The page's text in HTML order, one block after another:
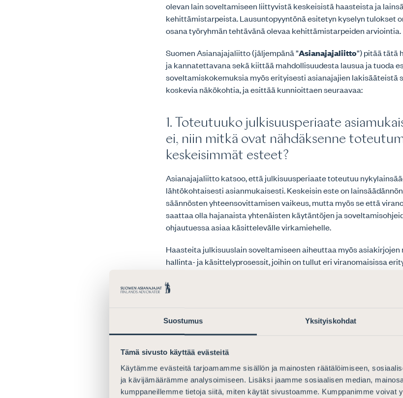
Suostumus Yksityiskohdat
Tämä sivusto käyttää evästeitä
Käytämme evästeitä tarjoamamme sisällön ja mainosten räätälöimiseen,
ja kävijämäärämme analysoimiseen. Lisäksi jaamme sosiaalisen median,
kumppaneillemme tietoja siitä, miten käytät sivustoamme. Kumppanimme voivat
olevan lain soveltamiseen liittyvistä keskeisistä haasteista ja
kehittämistarpeista. Lausuntopyyntönä esitetyn kyselyn tulokset
osana työryhmän tehtävänä olevaa kehittämistarpeiden arviointia.
Suomen Asianajajaliitto (jäljempänä ”Asianajajaliitto”) pitää tätä
ja kannatettavana sekä kiittää mahdollisuudesta lausua ja tuoda
soveltamiskokemuksia myös erityisesti asianajajien lakisääteistä
koskevia näkökohtia, ja esittää kunnioittaen seuraavaa:
1. Toteutuuko julkisuusperiaate
ei, niin mitkä ovat nähdäksenne
keskeisimmät esteet?
Asianajajaliitto katsoo, että julkisuusperiaate toteutuu
lähtökohtaisesti asianmukaisesti. Keskeisin este on
säännösten yhteensovittamisen vaikeus, mutta myös se että
saattaa olla hajanaista yhtenäisten käytäntöjen ja
ohjautuessa asiaa käsittelevälle virkamiehelle.
Haasteita julkisuuslain soveltamiseen aiheuttaa myös
hallinta- ja käsittelyprosessit, joihin on tullut eri viranomaisissa
hajautetusti ja manuaalisin prosessein. Erityisesti laajat
Asiakirjojen siirto viranomaisten välillä saattaa tapahtua
Lainsäädäntöä kehittäessä tulisi huolehtia pyrkiä supistamaan
edistämiseksi.
Asianajajaliitto nostaa esiin huomiona myös sen, että
kohdennetuilla viranomaisen työtä tukkivilla rajoittomilla